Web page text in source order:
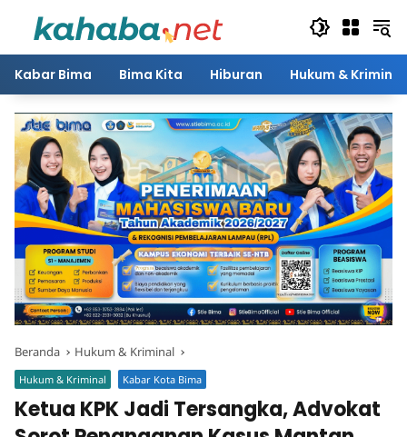
Kabar Bima Bima Kita Hiburan Hukum & Kriminal
Beranda Hukum & Kriminal
Hukum & Kriminal Kabar Kota Bima
Ketua KPK Jadi Tersangka, Advokat